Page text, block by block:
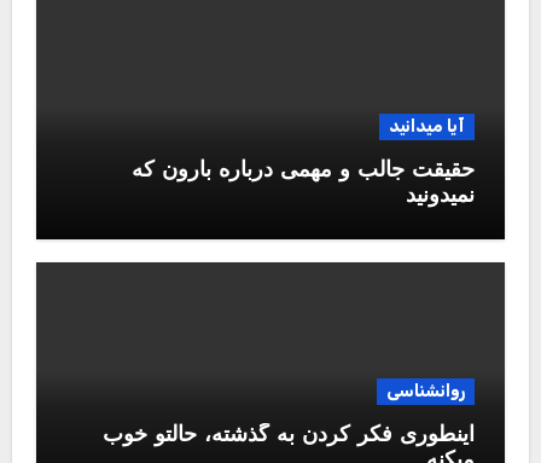
آیا میدانید
حقیقت جالب و مهمی درباره بارون که
نمیدونید
روانشناسی
اینطوری فکر کردن به گذشته، حالتو خوب